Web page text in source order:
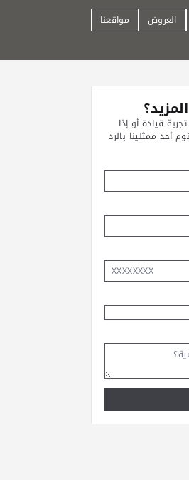
العروض مواقعنا
قيادة أو إذا
أحد ممثلينا بالرد